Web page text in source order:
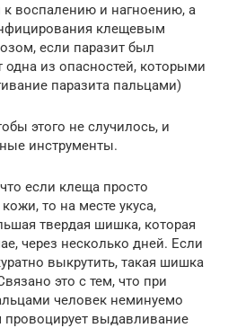
воспалению и нагноению, а
клещевым
если паразит был
одна из опасностей, которыми
паразита пальцами)
этого не случилось, и
инструменты.
если клеща просто
то на месте укуса,
твердая шишка, которая
через несколько дней. Если
выкрутить, такая шишка
это с тем, что при
человек неминуемо
провоцирует выдавливание